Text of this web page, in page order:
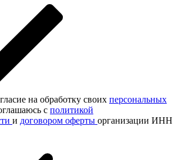
на обработку своих персональных
с политикой
и договором оферты организации ИНН